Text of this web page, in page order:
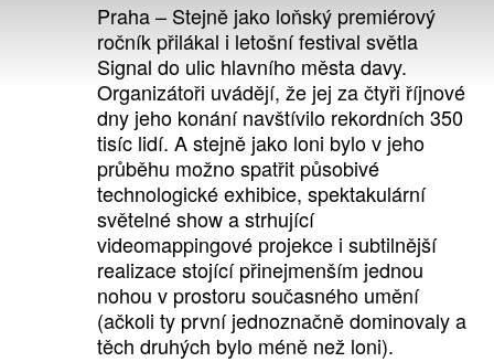
Praha – Stejně jako loňský premiérový
ročník přilákal i letošní festival světla
Signal do ulic hlavního města davy.
Organizátoři uvádějí, že jej za čtyři říjnové
dny jeho konání navštívilo rekordních 350
tisíc lidí. A stejně jako loni bylo v jeho
průběhu možno spatřit působivé
technologické exhibice, spektakulární
světelné show a strhující
videomappingové projekce i subtilnější
realizace stojící přinejmenším jednou
nohou v prostoru současného umění
(ačkoli ty první jednoznačně dominovaly a
těch druhých bylo méně než loni).